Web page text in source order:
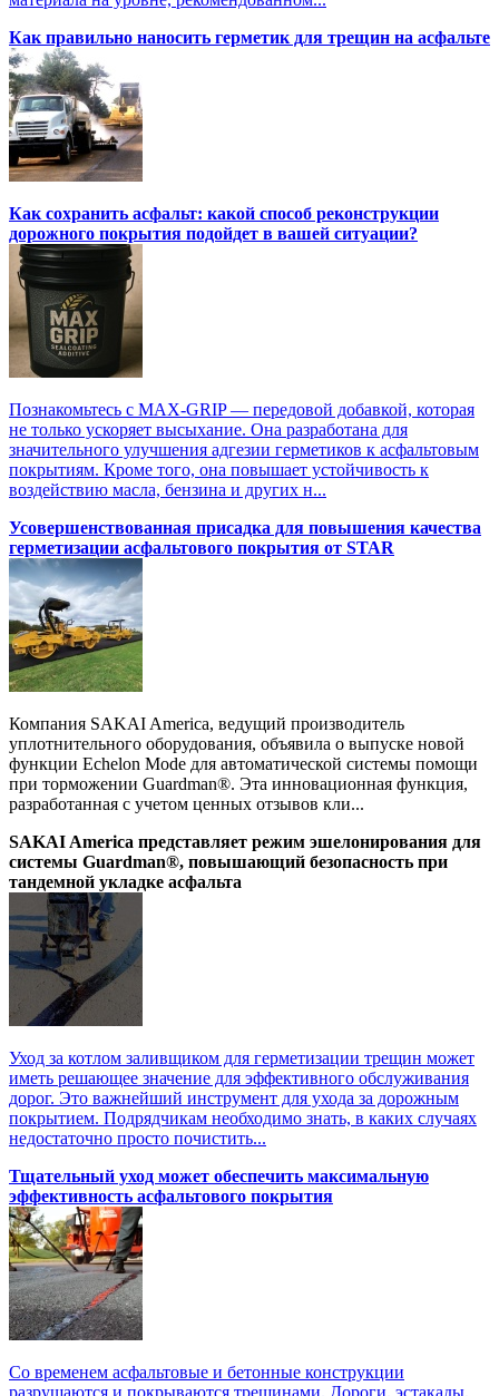
Как правильно наносить герметик для трещин на асфальте
Как сохранить асфальт: какой способ реконструкции
дорожного покрытия подойдет в вашей ситуации?
Познакомьтесь с MAX-GRIP — передовой добавкой, которая
не только ускоряет высыхание. Она разработана для
значительного улучшения адгезии герметиков к асфальтовым
покрытиям. Кроме того, она повышает устойчивость к
воздействию масла, бензина и других н...
Усовершенствованная присадка для повышения качества
герметизации асфальтового покрытия от STAR
Компания SAKAI America, ведущий производитель
уплотнительного оборудования, объявила о выпуске новой
функции Echelon Mode для автоматической системы помощи
при торможении Guardman®. Эта инновационная функция,
разработанная с учетом ценных отзывов кли...
SAKAI America представляет режим эшелонирования для
системы Guardman®, повышающий безопасность при
тандемной укладке асфальта
Уход за котлом заливщиком для герметизации трещин может
иметь решающее значение для эффективного обслуживания
дорог. Это важнейший инструмент для ухода за дорожным
покрытием. Подрядчикам необходимо знать, в каких случаях
недостаточно просто почистить...
Тщательный уход может обеспечить максимальную
эффективность асфальтового покрытия
Со временем асфальтовые и бетонные конструкции